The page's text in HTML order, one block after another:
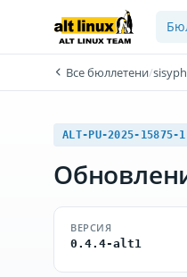
Все бюллетени/
ALT-PU-2025-15875-1
ВЕРСИЯ
0.4.4-alt1